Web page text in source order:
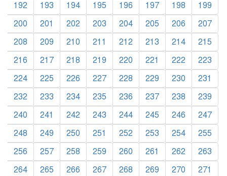
192
193 194 195 196 197 198
199
200
201 202 203 204 205 206
207
208
209 210 211 212 213 214
215
216
217 218 219 220 221 222
223
224
225 226 227 228 229 230
231
232
233 234 235 236 237 238
239
240
241 242 243 244 245 246
247
248
249 250 251 252 253 254
255
256
257 258 259 260 261 262
263
264
265 266 267 268 269 270
271